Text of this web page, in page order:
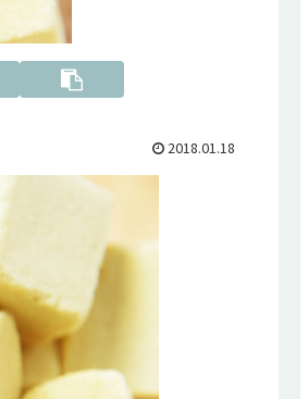
2018.01.18